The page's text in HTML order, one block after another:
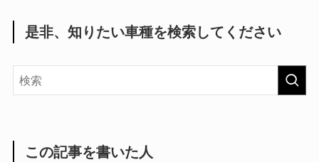
是非、知りたい車種を検索してください
この記事を書いた人